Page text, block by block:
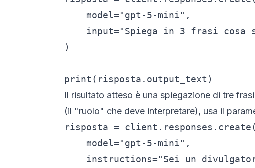
    model="gpt-5-mini",
input="Spiega in 3 frasi cosa
)
print(risposta.output_text)
Il risultato atteso è una spiegazione di tre
(il "ruolo" che deve interpretare), usa il
risposta = client.responses.create(
    model="gpt-5-mini",
instructions="Sei un